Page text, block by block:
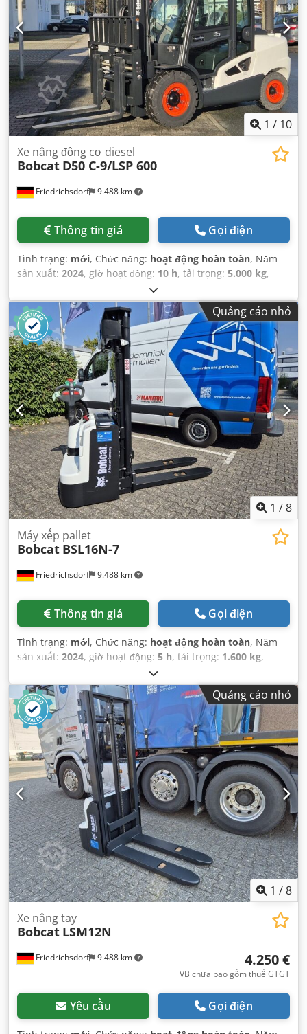
1 / 10
Friedrichsdorf 9.488 km
Xe nâng động cơ diesel
Bobcat D50 C-9/LSP 600
Thông tin giá Gọi điện
Tình trạng: mới, Chức năng: hoạt động hoàn toàn, Năm
sản xuất: 2024, giờ hoạt động: 10 h, tải trọng: 5.000 kg,
, nâng tự do:
nhiên liệu:diesel, loại cột:triplex, chiều cao xây dựng:
2.470 mm , công suất:55 kW (74,78 mã lực), chiều rộng giá
đỡ càng nâng:
1.300 mm, chiều dài càng:1.200 mm
, trọng
lượng không tải:6.930 kg, tổng chiều dài:3.300 mm, loại
truyền động:Diesel, chiều rộng xây dựng:1.455 mm,
Quảng cáo nhỏ
1 /8
Friedrichsdorf 9.488 km
Máy xếp pallet
Bobcat BSL16N-7
Thông tin giá Gọi điện
Tình trạng: mới, Chức năng: hoạt động hoàn toàn, Năm
sản xuất: 2024, giờ hoạt động: 5 h, tải trọng: 1.600 kg,
, nâng tự do:
nhiên liệu:điện, loại cột:triplex, chiều cao xây dựng:2.008
mm, chiều dài càng:1.150 mm
, trọng lượng không tải:
1.340 kg, tổng chiều dài:1.964 mm
, loại truyền động:
Elektro, chiều rộng xây dựng:820 mm,
Quảng cáo nhỏ
1 /8
Friedrichsdorf 9.488 km
Xe nâng tay
Bobcat LSM12N
4.250 €
VB chưa bao gồm thuế GTGT
Yêu cầu Gọi điện